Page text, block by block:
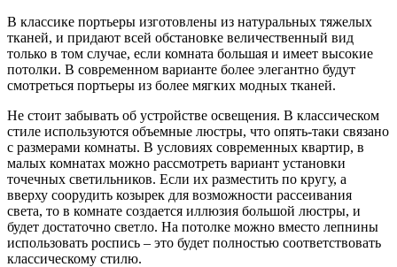
В классике портьеры изготовлены из натуральных тяжелых
тканей, и придают всей обстановке величественный вид
только в том случае, если комната большая и имеет высокие
потолки. В современном варианте более элегантно будут
смотреться портьеры из более мягких модных тканей.
Не стоит забывать об устройстве освещения. В классическом
стиле используются объемные люстры, что опять-таки связано
с размерами комнаты. В условиях современных квартир, в
малых комнатах можно рассмотреть вариант установки
точечных светильников. Если их разместить по кругу, а
вверху соорудить козырек для возможности рассеивания
света, то в комнате создается иллюзия большой люстры, и
будет достаточно светло. На потолке можно вместо лепнины
использовать роспись – это будет полностью соответствовать
классическому стилю.